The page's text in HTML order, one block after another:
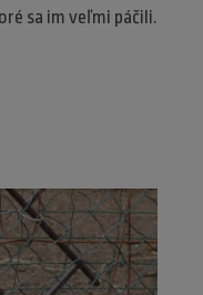
sa im veľmi páčili.